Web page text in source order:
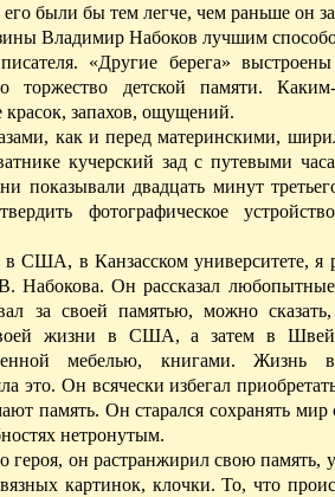
его были бы тем легче, чем раньше он
Владимир Набоков лучшим
«Другие берега»
торжество детской памяти.
красок, запахов, ощущений.
как и перед материнскими,
кучерский зад с путевыми
показывали двадцать минут
фотографическое
в США, в Канзасскомуниверситете, я
Набокова. Он рассказал
за своей памятью, можно
жизни в США, а затем в
мебелью, книгами. Жизнь
это. Он всячески избегал
память. Он старался сохранять мир
нетронутым.
героя, он растранжирил свою память,
картинок, клочки. То, что